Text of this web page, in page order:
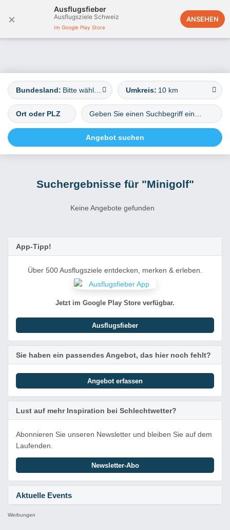
×
Ausflugsfieber
Ausflugsziele Schweiz
Im Google Play Store
ANSEHEN
Deutschland
Bundesland: Umkreis: 10 km
Suchergebnisse für "Minigolf"
Keine Angebote gefunden
Aktuelle Events
App-Tipp!
Über 500 Ausflugsziele entdecken, merken & erleben.
Jetzt im Google Play Store verfügbar.
Ausflugsfieber
Sie haben ein passendes Angebot, das hier noch fehlt?
Angebot erfassen
Lust auf mehr Inspiration bei Schlechtwetter?
Abonnieren Sie unseren Newsletter und bleiben Sie auf dem
Laufenden.
Newsletter-Abo
Werbungen